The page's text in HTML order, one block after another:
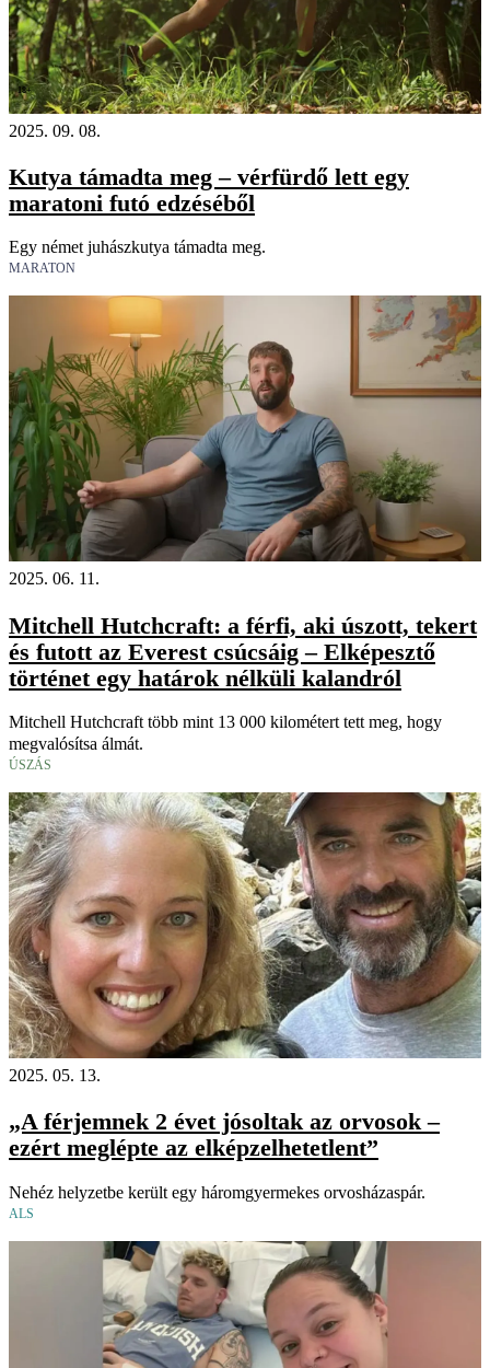
18+
2025. 09. 08.
Kutya támadta meg – vérfürdő lett egy
maratoni futó edzéséből
Egy német juhászkutya támadta meg.
MARATON
2025. 06. 11.
Mitchell Hutchcraft: a férfi, aki úszott, tekert
és futott az Everest csúcsáig – Elképesztő
történet egy határok nélküli kalandról
Mitchell Hutchcraft több mint 13 000 kilométert tett meg, hogy
megvalósítsa álmát.
ÚSZÁS
2025. 05. 13.
„A férjemnek 2 évet jósoltak az orvosok –
ezért meglépte az elképzelhetetlent”
Nehéz helyzetbe került egy háromgyermekes orvosházaspár.
ALS